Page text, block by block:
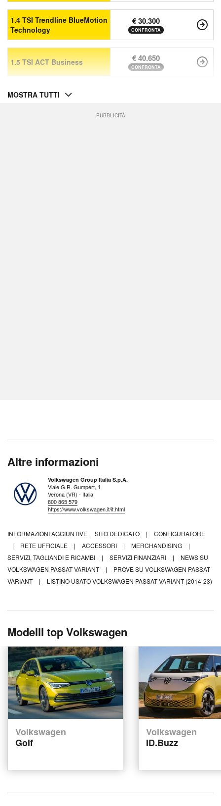
1.4 TSI Trendline BlueMotion
Technology
€ 30.300
CONFRONTA
1.5 TSI ACT Business € 40.650
CONFRONTA
MOSTRA TUTTI
PUBBLICITÀ
Altre informazioni
Volkswagen Group Italia S.p.A.
Viale G.R. Gumpert, 1
Verona (VR) - Italia
800 865 579
https://www.volkswagen.it/it.html
INFORMAZIONI AGGIUNTIVE SITO DEDICATO |
CONFIGURATORE
|
RETE UFFICIALE | ACCESSORI | MERCHANDISING
|
SERVIZI, TAGLIANDI E RICAMBI
| SERVIZI FINANZIARI |
NEWS SU
VOLKSWAGEN PASSAT VARIANT
|
PROVE SU VOLKSWAGEN PASSAT
VARIANT
| LISTINO USATO VOLKSWAGEN PASSAT VARIANT (2014-23)
Modelli top Volkswagen
Volkswagen
Golf
Volkswagen
ID.Buzz